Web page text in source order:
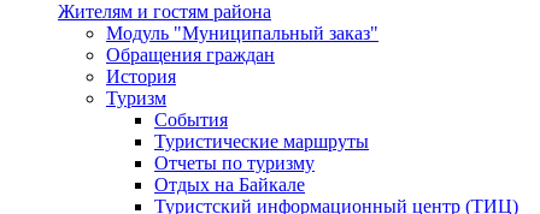
Жителям и гостям района
Модуль "Муниципальный заказ"
Обращения граждан
История
Туризм
События
Туристические маршруты
Отчеты по туризму
Отдых на Байкале
Туристский информационный центр (ТИЦ)